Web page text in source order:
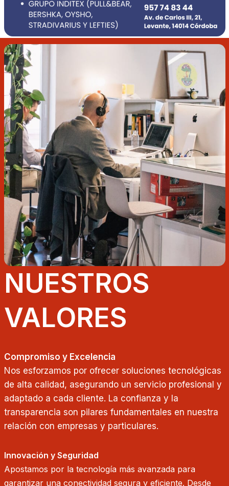
NUESTROS
VALORES
Compromiso y Excelencia
Nos esforzamos por ofrecer soluciones tecnológicas
de alta calidad, asegurando un servicio profesional y
adaptado a cada cliente. La confianza y la
transparencia son pilares fundamentales en nuestra
relación con empresas y particulares.
Innovación y Seguridad
Apostamos por la tecnología más avanzada para
garantizar una conectividad segura y eficiente. Desde